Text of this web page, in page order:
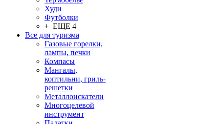
Худи
Футболки
+ ЕЩЕ 4
Все для туризма
Газовые горелки,
лампы, печки
Компасы
Мангалы,
коптильни, гриль-
решетки
Металлоискатели
Многоцелевой
инструмент